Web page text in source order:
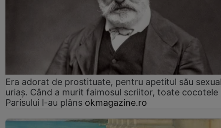
Era adorat de prostituate, pentru apetitul său
uriaș. Când a murit faimosul scriitor, toate cocotele
Parisului l-au plâns okmagazine.ro